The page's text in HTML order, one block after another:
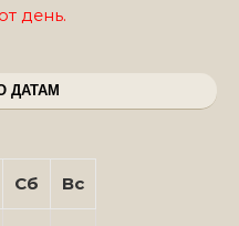
день.
ДАТАМ
Сб Вс